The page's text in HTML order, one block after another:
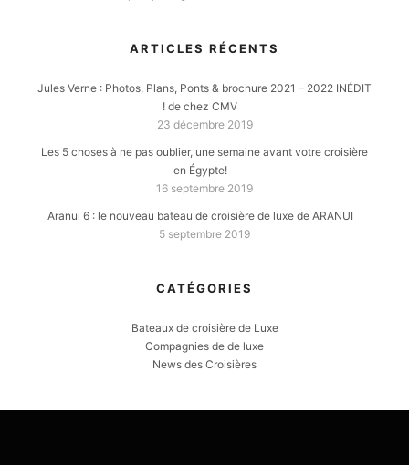
ARTICLES RÉCENTS
Jules Verne : Photos, Plans, Ponts & brochure 2021 – 2022 INÉDIT
! de chez CMV
23 décembre 2019
Les 5 choses à ne pas oublier, une semaine avant votre croisière
en Égypte!
16 septembre 2019
Aranui 6 : le nouveau bateau de croisière de luxe de ARANUI
5 septembre 2019
CATÉGORIES
Bateaux de croisière de Luxe
Compagnies de de luxe
News des Croisières